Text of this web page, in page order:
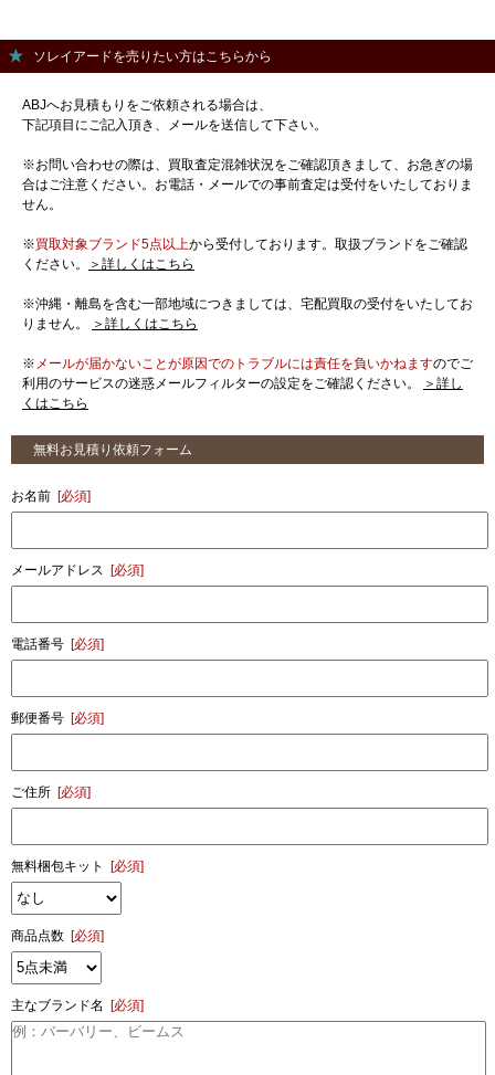
ソレイアードを売りたい方はこちらから
ABJへお見積もりをご依頼される場合は、
下記項目にご記入頂き、メールを送信して下さい。
※お問い合わせの際は、買取査定混雑状況をご確認頂きまして、お急ぎの場
合はご注意ください。お電話・メールでの事前査定は受付をいたしておりま
せん。
※買取対象ブランド5点以上から受付しております。取扱ブランドをご確認
ください。
＞詳しくはこちら
※沖縄・離島を含む一部地域につきましては、宅配買取の受付をいたしてお
りません。
＞詳しくはこちら
※ メールが届かないことが原因でのトラブルには責任を負いかねますのでご
利用のサービスの迷惑メールフィルターの設定をご確認ください。
＞詳し
くはこちら
無料お見積り依頼フォーム
お名前 [必須]
メールアドレス [必須]
電話番号 [必須]
郵便番号 [必須]
ご住所 [必須]
無料梱包キット [必須]
商品点数 [必須]
主なブランド名 [必須]